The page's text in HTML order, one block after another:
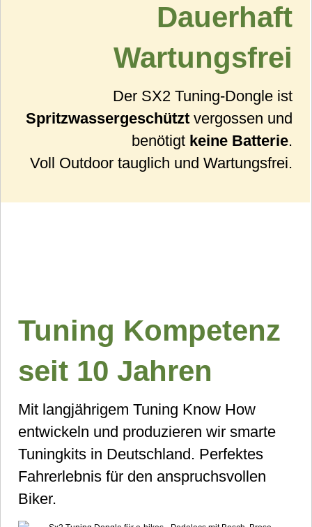
Dauerhaft
Wartungsfrei
Der SX2 Tuning-Dongle ist
Spritzwassergeschützt vergossen und
benötigt keine Batterie.
Voll Outdoor tauglich und Wartungsfrei.
Tuning Kompetenz
seit 10 Jahren
Mit langjährigem Tuning Know How
entwickeln und produzieren wir smarte
Tuningkits in Deutschland. Perfektes
Fahrerlebnis für den anspruchsvollen
Biker.